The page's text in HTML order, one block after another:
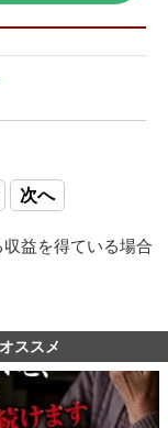
次へ
益を得ている場合
ススメ